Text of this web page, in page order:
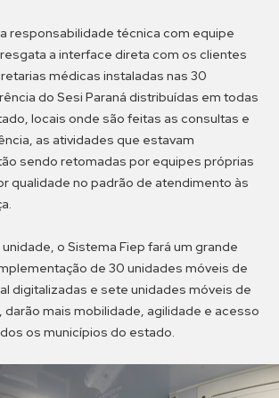
responsabilidade técnica com equipe
a interface direta com os clientes
médicas instaladas nas 30
do Sesi Paraná distribuídas em todas
locais onde são feitas as consultas e
as atividades que estavam
sendo retomadas por equipes próprias
qualidade no padrão de atendimento às
o Sistema Fiep fará um grande
de 30 unidades móveis de
digitalizadas e sete unidades móveis de
darão mais mobilidade, agilidade e acesso
os municípios do estado.